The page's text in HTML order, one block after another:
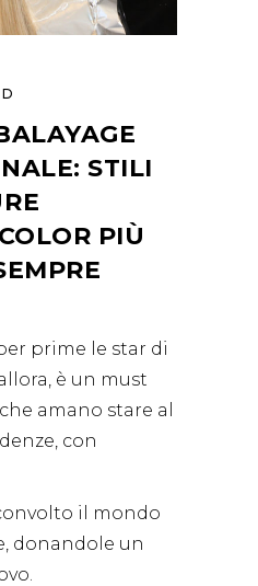
STILI
PIÙ
prime le star di
è un must
amano stare al
con
il mondo
donandole un